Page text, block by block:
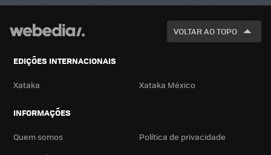
VOLTAR AO TOPO
EDIÇÕES INTERNACIONAIS
Xataka Xataka México
INFORMAÇÕES
Quem somos
Política de privacidade